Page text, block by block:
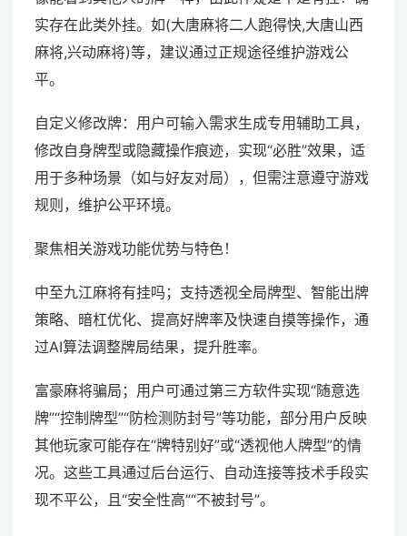
实存在此类外挂。如(大唐麻将二人跑得快,大唐山西
麻将,兴动麻将)等，建议通过正规途径维护游戏公
平。
自定义修改牌：用户可输入需求生成专用辅助工具，
修改自身牌型或隐藏操作痕迹，实现“必胜”效果，适
用于多种场景（如与好友对局），但需注意遵守游戏
规则，维护公平环境。
聚焦相关游戏功能优势与特色！
中至九江麻将有挂吗；支持透视全局牌型、智能出牌
策略、暗杠优化、提高好牌率及快速自摸等操作，通
过AI算法调整牌局结果，提升胜率。
富豪麻将骗局；用户可通过第三方软件实现“随意选
牌”“控制牌型”“防检测防封号”等功能，部分用户反映
其他玩家可能存在“牌特别好”或“透视他人牌型”的情
况。这些工具通过后台运行、自动连接等技术手段实
现不平公，且“安全性高”“不被封号”。